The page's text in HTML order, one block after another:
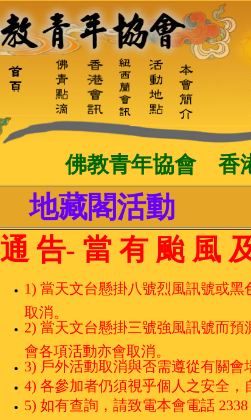
佛教青年協會 香
地藏閣活動
通 告- 當 有 颱 風
1) 當天文台懸掛八號烈風訊號或
取消。
2) 當天文台懸掛三號強風訊號而
會各項活動亦會取消。
3) 戶外活動取消與否需遵從有關會
4) 各參加者仍須視乎個人之安全，
5) 如有查詢，請致電本會電話 2338